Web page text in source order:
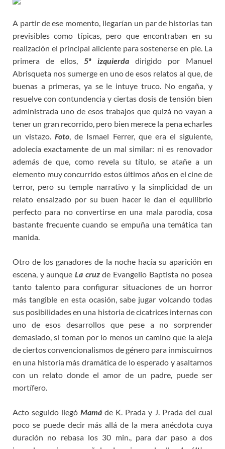
A partir de ese momento, llegarían un par de historias tan
previsibles como típicas, pero que encontraban en su
realización el principal aliciente para sostenerse en pie. La
primera de ellos,5ª izquierdadirigido por Manuel
Abrisqueta nos sumerge en uno de esos relatos al que, de
buenas a primeras, ya se le intuye truco. No engaña, y
resuelve con contundencia y ciertas dosis de tensión bien
administrada uno de esos trabajos que quizá no vayan a
tener un gran recorrido, pero bien merece la pena echarles
un vistazo.Foto, de Ismael Ferrer, que era el siguiente,
adolecía exactamente de un mal similar: ni es renovador
además de que, como revela su título, se atañe a un
elemento muy concurrido estos últimos años en el cine de
terror, pero su temple narrativo y la simplicidad de un
relato ensalzado por su buen hacer le dan el equilibrio
perfecto para no convertirse en una mala parodia, cosa
bastante frecuente cuando se empuña una temática tan
manida.
Otro de los ganadores de la noche hacía su aparición en
escena, y aunque La cruzde Evangelio Baptista no posea
tanto talento para configurar situaciones de un horror
más tangible en esta ocasión, sabe jugar volcando todas
sus posibilidades en una historia de cicatrices internas con
uno de esos desarrollos que pese a no sorprender
demasiado, sí toman por lo menos un camino que la aleja
de ciertos convencionalismos de género para inmiscuirnos
en una historia más dramática de lo esperado y asaltarnos
con un relato donde el amor de un padre, puede ser
mortífero.
Acto seguido llegó Mamá de K. Prada y J. Prada del cual
poco se puede decir más allá de la mera anécdota cuya
duración no rebasa los 30 min., para dar paso a dos